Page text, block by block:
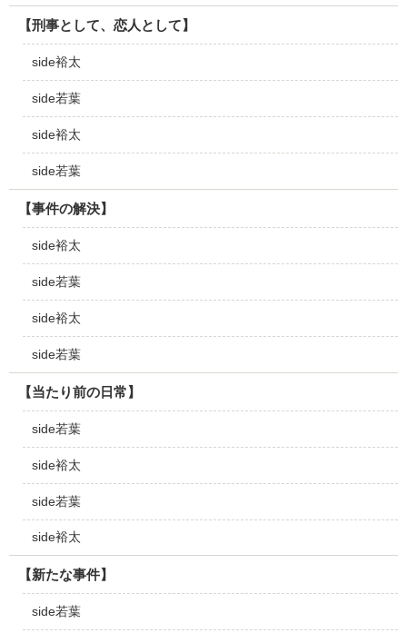
【刑事として、恋人として】
side裕太
side若葉
side裕太
side若葉
【事件の解決】
side裕太
side若葉
side裕太
side若葉
【当たり前の日常】
side若葉
side裕太
side若葉
side裕太
【新たな事件】
side若葉